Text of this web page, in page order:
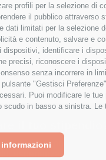
profili per la selezione di
il pubblico attraverso
dati limitati per la selezione
e contenuto, salvare e
dispositivi, identificare i
precisi, riconoscere i
senza incorrere in
"Gestisci
Puoi modificare le
scudo in basso a sinistra.
il tuo stipendio?
si posiziona
esperienza e località.